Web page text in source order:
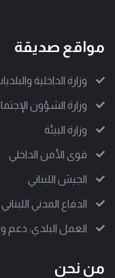
مواقع صديقة
وزارة الداخلية
وزارة الشؤون
وزارة البيئة
قوى الأمن الداخلي
الجيش اللبناني
الدفاع المدني اللبناني
العمل البلدي: دعم
من نحن